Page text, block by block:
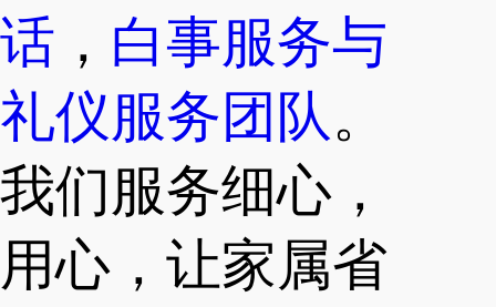
话 ， 白事服务与
礼仪服务团队。
我们服务细心，
用心，让家属省